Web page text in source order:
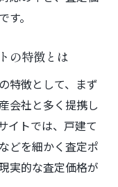
。
の特徴とは
特徴として、まず
会社と多く提携し
イトでは、戸建て
どを細かく査定ポ
実的な査定価格が